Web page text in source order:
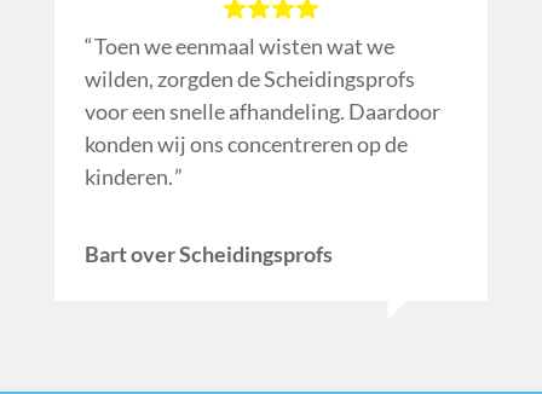
Toen we eenmaal wisten wat we
wilden, zorgden de Scheidingsprofs
voor een snelle afhandeling. Daardoor
konden wij ons concentreren op de
kinderen.
Bart over Scheidingsprofs